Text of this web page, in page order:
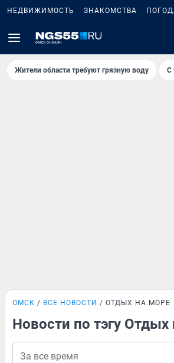
НЕДВИЖИМОСТЬ ЗНАКОМСТВА
Жители области требуют грязную воду С
ОМСК ВСЕ НОВОСТИ ОТДЫХ НА МОРЕ
Новости по тэгу